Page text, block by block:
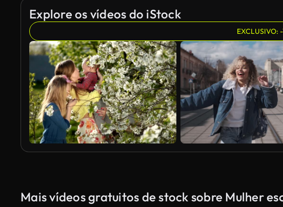
Explore os vídeos do iStock
EXCLUSIVO:
Mais vídeos gratuitos de stock sobre Mulher